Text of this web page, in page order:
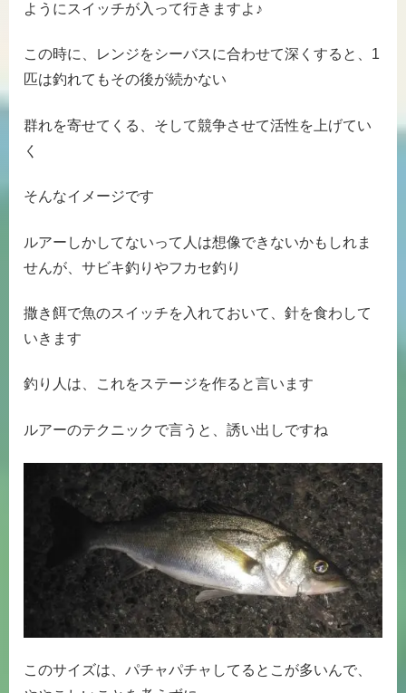
ようにスイッチが入って行きますよ♪
この時に、レンジをシーバスに合わせて深くすると、1
匹は釣れてもその後が続かない
群れを寄せてくる、そして競争させて活性を上げてい
く
そんなイメージです
ルアーしかしてないって人は想像できないかもしれま
せんが、サビキ釣りやフカセ釣り
撒き餌で魚のスイッチを入れておいて、針を食わして
いきます
釣り人は、これをステージを作ると言います
ルアーのテクニックで言うと、誘い出しですね
このサイズは、パチャパチャしてるとこが多いんで、